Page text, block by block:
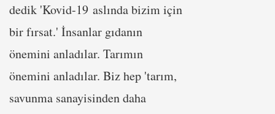
dedik 'Kovid-19 aslında bizim için
bir fırsat.' İnsanlar gıdanın
önemini anladılar. Tarımın
önemini anladılar. Biz hep 'tarım,
savunma sanayisinden daha